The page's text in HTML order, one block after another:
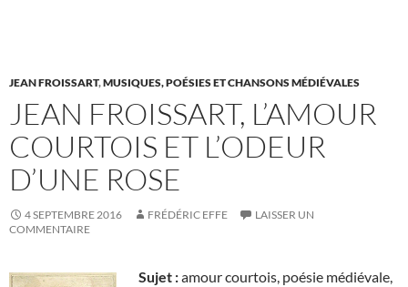
JEAN FROISSART,MUSIQUES, POÉSIES ET CHANSONS MÉDIÉVALES
JEAN FROISSART, L’AMOUR
COURTOIS ET L’ODEUR
D’UNE ROSE
4 SEPTEMBRE 2016 FRÉDÉRIC EFFE
LAISSER UN
COMMENTAIRE
Sujet :amour courtois, poésie médiévale,